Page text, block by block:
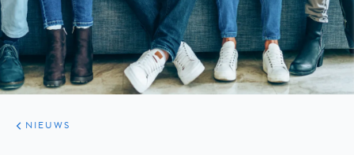
ARTIKELEN
HET
KORT
NIEUWS